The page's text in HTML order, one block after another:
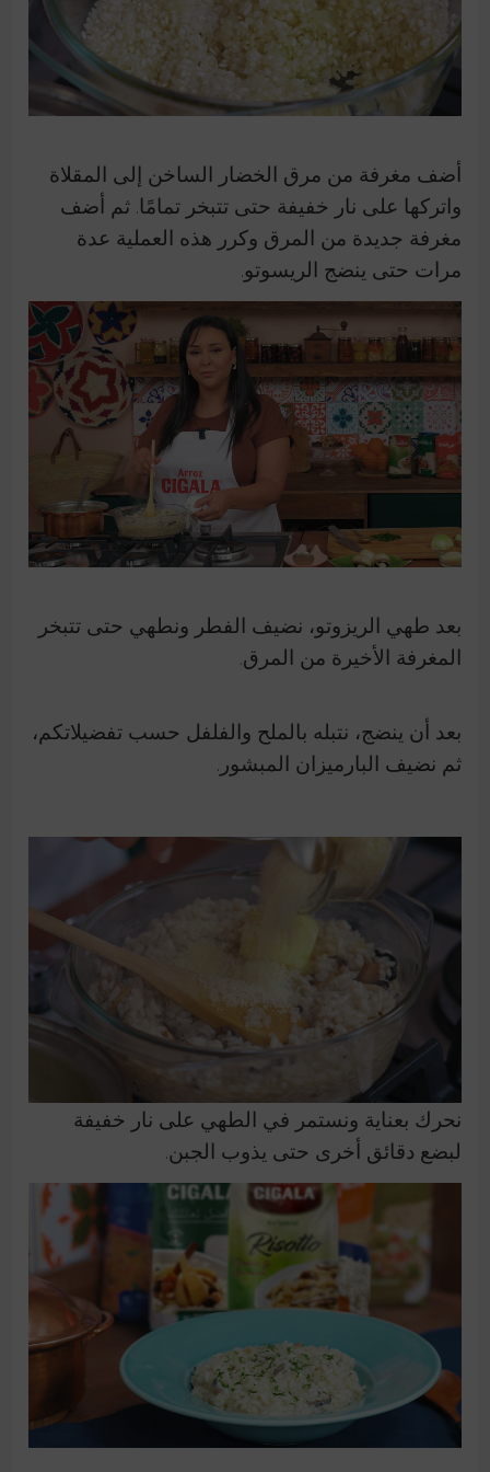
أضف مغرفة من مرق الخضار الساخن إلى المقلاة
واتركها على نار خفيفة حتى تتبخر تمامًا. ثم أضف
مغرفة جديدة من المرق وكرر هذه العملية عدة
مرات حتى ينضج الريسوتو.
بعد طهي الريزوتو، نضيف الفطر ونطهي حتى تتبخر
المغرفة الأخيرة من المرق.
بعد أن ينضج، نتبله بالملح والفلفل حسب تفضيلاتكم،
ثم نضيف البارميزان المبشور.
نحرك بعناية ونستمر في الطهي على نار خفيفة
لبضع دقائق أخرى حتى يذوب الجبن.